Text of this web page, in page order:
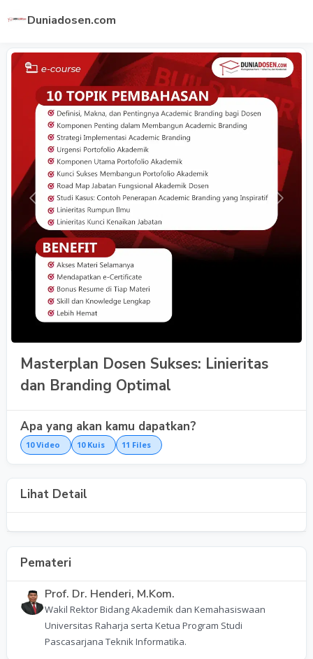
Duniadosen.com
Previous Next
Masterplan Dosen Sukses: Linieritas
dan Branding Optimal
Apa yang akan kamu dapatkan?
10 Video 10 Kuis 11 Files
Lihat Detail
Pemateri
Prof. Dr. Henderi, M.Kom.
Wakil Rektor Bidang Akademik dan Kemahasiswaan
Universitas Raharja serta Ketua Program Studi
Pascasarjana Teknik Informatika.